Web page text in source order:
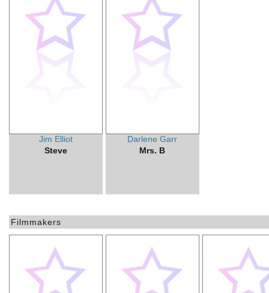
Jim Elliot
Steve
Darlene Garr
Mrs. B
Filmmakers